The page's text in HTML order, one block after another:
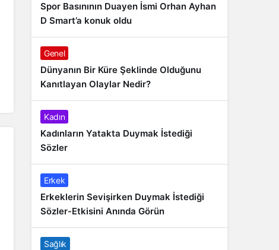
Spor Basınının Duayen İsmi Orhan Ayhan
D Smart’a konuk oldu
Genel
Dünyanın Bir Küre Şeklinde Olduğunu
Kanıtlayan Olaylar Nedir?
Kadın
Kadınların Yatakta Duymak İstediği
Sözler
Erkek
Erkeklerin Sevişirken Duymak İstediği
Sözler-Etkisini Anında Görün
Sağlık